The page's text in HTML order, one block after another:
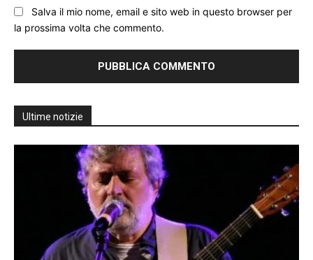
Salva il mio nome, email e sito web in questo browser per
la prossima volta che commento.
Ultime notizie